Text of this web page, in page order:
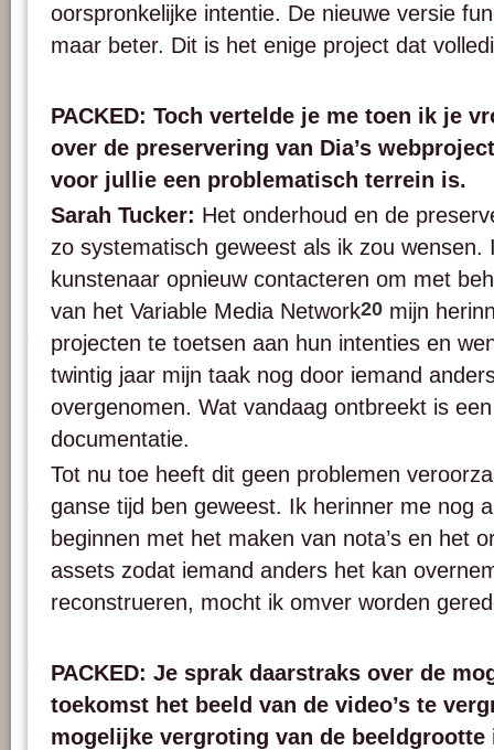
oorspronkelijke intentie. De nieuwe versie
maar beter. Dit is het enige project dat
PACKED: Toch vertelde je me toen ik je
over de preservering van Dia’s
voor jullie een problematisch terrein is.
Sarah Tucker: Het onderhoud en de
zo systematisch geweest als ik zou wensen.
kunstenaar opnieuw contacteren om met
van het Variable Media Network20 mijn
projecten te toetsen aan hun intenties en
twintig jaar mijn taak nog door iemand
overgenomen. Wat vandaag ontbreekt is
documentatie.
Tot nu toe heeft dit geen problemen
ganse tijd ben geweest. Ik herinner me nog
beginnen met het maken van nota’s en het
assets zodat iemand anders het kan
reconstrueren, mocht ik omver worden
PACKED: Je sprak daarstraks over de
toekomst het beeld van de video’s te
mogelijke vergroting van de